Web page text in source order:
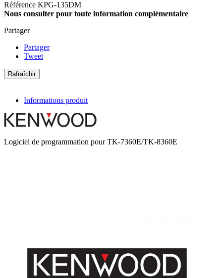
Référence KPG-135DM
Nous consulter pour toute information complémentaire
Partager
Partager
Tweet
Informations produit
Logiciel de programmation pour TK-7360E/TK-8360E